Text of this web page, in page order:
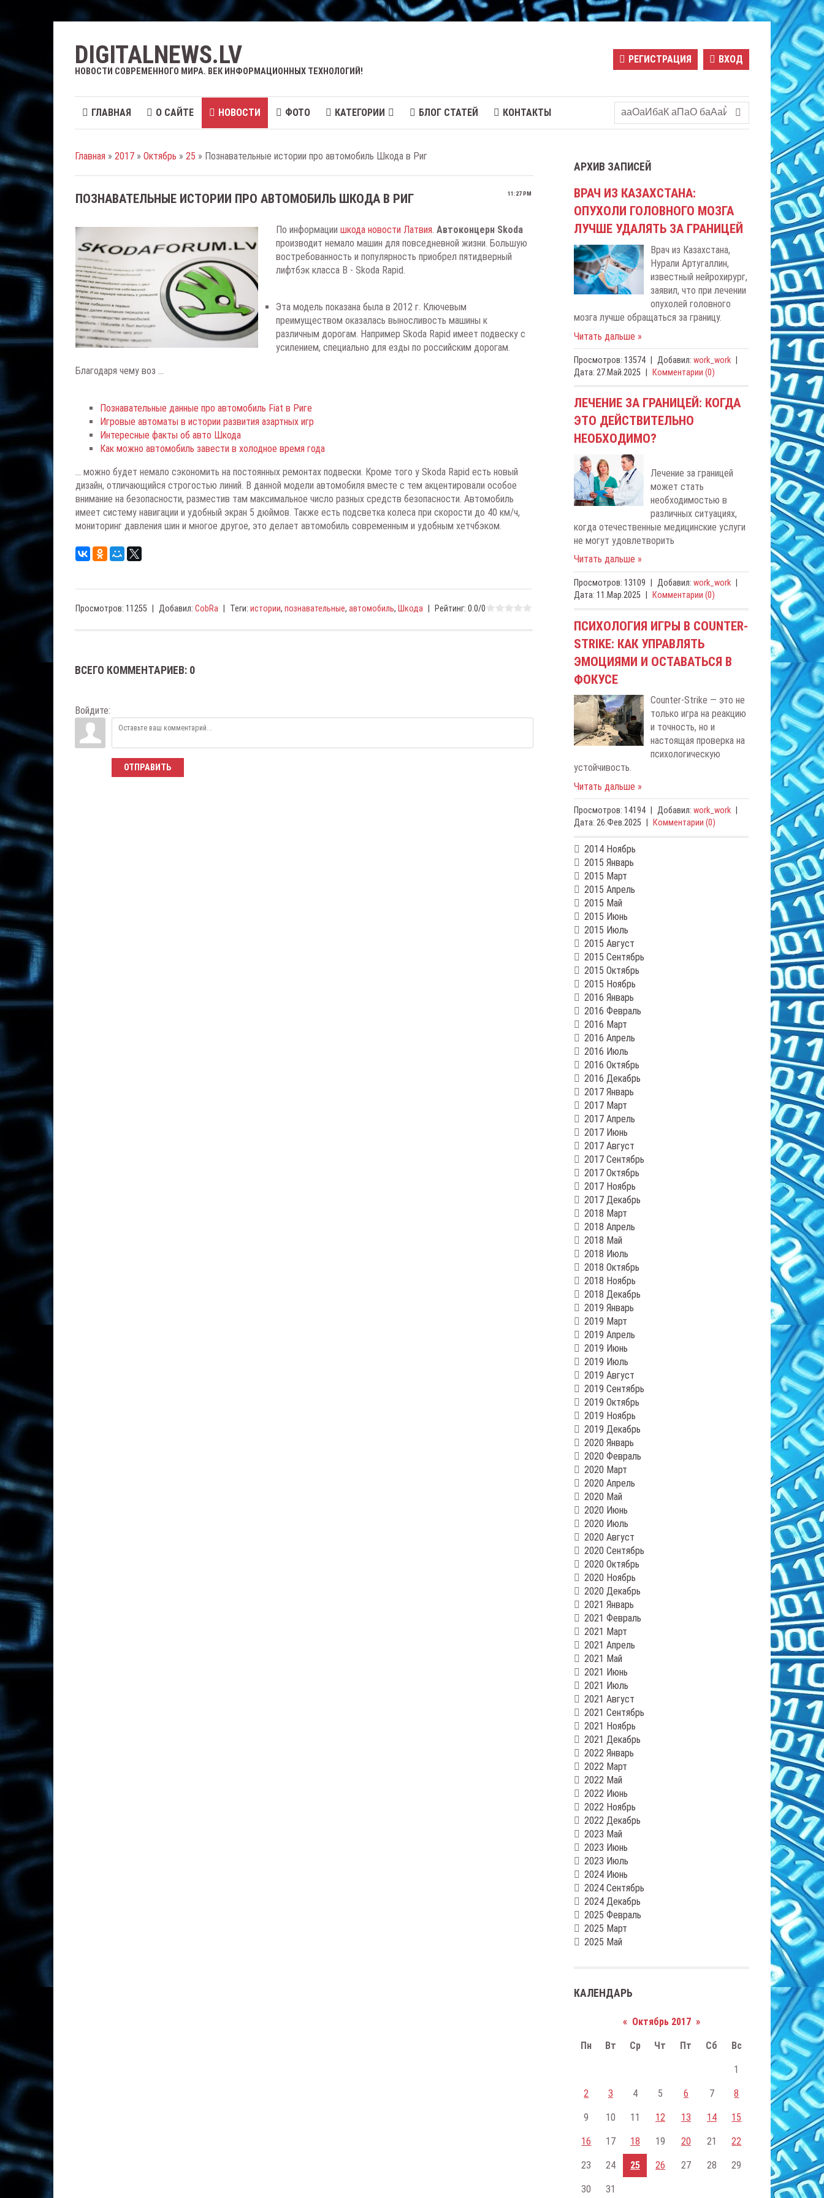
DIGITALNEWS.LV
НОВОСТИ СОВРЕМЕННОГО МИРА. ВЕК ИНФОРМАЦИОННЫХ ТЕХНОЛОГИЙ!
РЕГИСТРАЦИЯ ВХОД
ГЛАВНАЯ О САЙТЕ НОВОСТИ ФОТО КАТЕГОРИИ БЛОГ СТАТЕЙ КОНТАКТЫ
Главная »2017 » Октябрь » 25 » Познавательные истории про автомобиль Шкода в Риг
11:27 PM
ПОЗНАВАТЕЛЬНЫЕ ИСТОРИИ ПРО АВТОМОБИЛЬ ШКОДА В РИГ
По информациишкода новости Латвия.Автоконцерн Skoda
производит немало машин для повседневной жизни. Большую
востребованность и популярность приобрел пятидверный
лифтбэк класса B - Skoda Rapid.
Эта модель показана была в 2012 г. Ключевым
преимуществом оказалась выносливость машины к
различным дорогам. Например Skoda Rapid имеет подвеску с
усилением, специально для езды по российским дорогам.
Благодаря чему воз ...
Познавательные данные про автомобиль Fiat в Риге
Игровые автоматы в истории развития азартных игр
Интересные факты об авто Шкода
Как можно автомобиль завести в холодное время года
... можно будет немало сэкономить на постоянных ремонтах подвески. Кроме того у Skoda Rapid есть новый
дизайн, отличающийся строгостью линий. В данной модели автомобиля вместе с тем акцентировали особое
внимание на безопасности, разместив там максимальное число разных средств безопасности. Автомобиль
имеет систему навигации и удобный экран 5 дюймов. Также есть подсветка колеса при скорости до 40 км/ч,
мониторинг давления шин и многое другое, это делает автомобиль современным и удобным хетчбэком.
Просмотров: 11255 Добавил: CobRa Теги: истории,познавательные,автомобиль, Шкода Рейтинг: 0.0/0
ВСЕГО КОММЕНТАРИЕВ: 0
Войдите:
ОТПРАВИТЬ
АРХИВ ЗАПИСЕЙ
ВРАЧ ИЗ КАЗАХСТАНА:
ОПУХОЛИ ГОЛОВНОГО МОЗГА
ЛУЧШЕ УДАЛЯТЬ ЗА ГРАНИЦЕЙ
Врач из Казахстана,
Нурали Артугаллин,
известный нейрохирург,
заявил, что при лечении
опухолей головного
мозга лучше обращаться за границу.
Читать дальше »
Просмотров: 13574 Добавил: work_work
Дата: 27.Май.2025 Комментарии (0)
ЛЕЧЕНИЕ ЗА ГРАНИЦЕЙ: КОГДА
ЭТО ДЕЙСТВИТЕЛЬНО
НЕОБХОДИМО?
Лечение за границей
может стать
необходимостью в
различных ситуациях,
когда отечественные медицинские услуги
не могут удовлетворить
Читать дальше »
Просмотров: 13109 Добавил: work_work
Дата: 11.Мар.2025 Комментарии (0)
ПСИХОЛОГИЯ ИГРЫ В COUNTER-
STRIKE: КАК УПРАВЛЯТЬ
ЭМОЦИЯМИ И ОСТАВАТЬСЯ В
ФОКУСЕ
Counter-Strike — это не
только игра на реакцию
и точность, но и
настоящая проверка на
психологическую
устойчивость.
Читать дальше »
Просмотров: 14194 Добавил: work_work
Дата: 26.Фев.2025 Комментарии (0)
2014 Ноябрь
2015 Январь
2015 Март
2015 Апрель
2015 Май
2015 Июнь
2015 Июль
2015 Август
2015 Сентябрь
2015 Октябрь
2015 Ноябрь
2016 Январь
2016 Февраль
2016 Март
2016 Апрель
2016 Июль
2016 Октябрь
2016 Декабрь
2017 Январь
2017 Март
2017 Апрель
2017 Июнь
2017 Август
2017 Сентябрь
2017 Октябрь
2017 Ноябрь
2017 Декабрь
2018 Март
2018 Апрель
2018 Май
2018 Июль
2018 Октябрь
2018 Ноябрь
2018 Декабрь
2019 Январь
2019 Март
2019 Апрель
2019 Июнь
2019 Июль
2019 Август
2019 Сентябрь
2019 Октябрь
2019 Ноябрь
2019 Декабрь
2020 Январь
2020 Февраль
2020 Март
2020 Апрель
2020 Май
2020 Июнь
2020 Июль
2020 Август
2020 Сентябрь
2020 Октябрь
2020 Ноябрь
2020 Декабрь
2021 Январь
2021 Февраль
2021 Март
2021 Апрель
2021 Май
2021 Июнь
2021 Июль
2021 Август
2021 Сентябрь
2021 Ноябрь
2021 Декабрь
2022 Январь
2022 Март
2022 Май
2022 Июнь
2022 Ноябрь
2022 Декабрь
2023 Май
2023 Июнь
2023 Июль
2024 Июнь
2024 Сентябрь
2024 Декабрь
2025 Февраль
2025 Март
2025 Май
КАЛЕНДАРЬ
« Октябрь 2017 »
Пн Вт Ср Чт Пт Сб Вс
1
2 3 4 5 6 7 8
9 10 11 12 13 14 15
16 17 18 19 20 21 22
23 24 25 26 27 28 29
30 31